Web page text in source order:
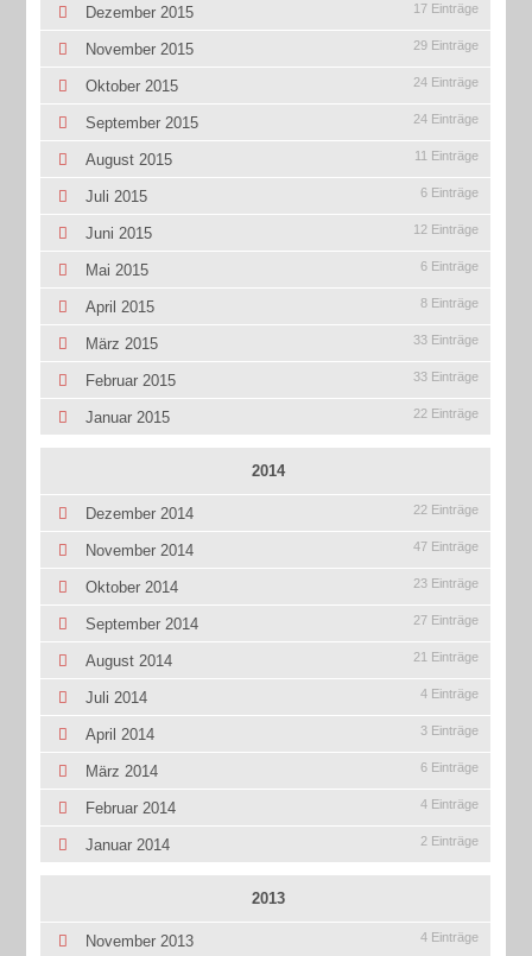
Dezember 2015 17 Einträge
November 2015 29 Einträge
Oktober 2015 24 Einträge
September 2015 24 Einträge
August 2015 11 Einträge
Juli 2015 6 Einträge
Juni 2015 12 Einträge
Mai 2015 6 Einträge
April 2015 8 Einträge
März 2015 33 Einträge
Februar 2015 33 Einträge
Januar 2015 22 Einträge
2014
Dezember 2014 22 Einträge
November 2014 47 Einträge
Oktober 2014 23 Einträge
September 2014 27 Einträge
August 2014 21 Einträge
Juli 2014 4 Einträge
April 2014 3 Einträge
März 2014 6 Einträge
Februar 2014 4 Einträge
Januar 2014 2 Einträge
2013
November 2013 4 Einträge